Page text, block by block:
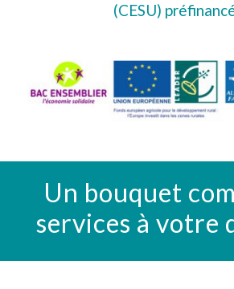
(CESU)
Un bouquet
services à votre